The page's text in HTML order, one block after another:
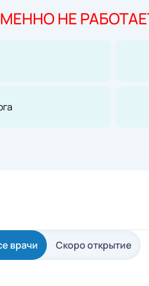
НЕ
врачи Скоро открытие